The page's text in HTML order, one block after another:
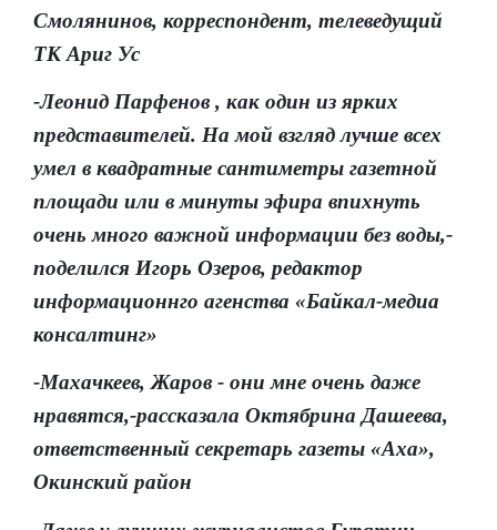
Смолянинов, корреспондент, телеведущий
ТК Ариг Ус
-Леонид Парфенов , как один из ярких
представителей. На мой взгляд лучше всех
умел в квадратные сантиметры газетной
площади или в минуты эфира впихнуть
очень много важной информации без воды,-
поделился Игорь Озеров, редактор
информационнго агенства «Байкал-медиа
консалтинг»
-Махачкеев, Жаров - они мне очень даже
нравятся,-рассказала Октябрина Дашеева,
ответственный секретарь газеты «Аха»,
Окинский район